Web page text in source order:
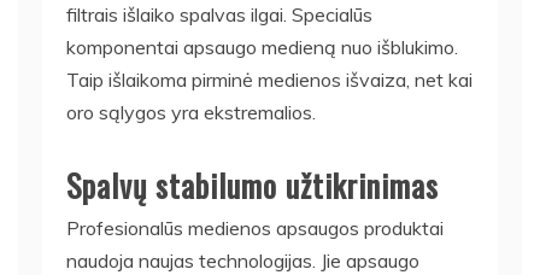
filtrais išlaiko spalvas ilgai. Specialūs
komponentai apsaugo medieną nuo išblukimo.
Taip išlaikoma pirminė medienos išvaiza, net kai
oro sąlygos yra ekstremalios.
Spalvų stabilumo užtikrinimas
Profesionalūs medienos apsaugos produktai
naudoja naujas technologijas. Jie apsaugo